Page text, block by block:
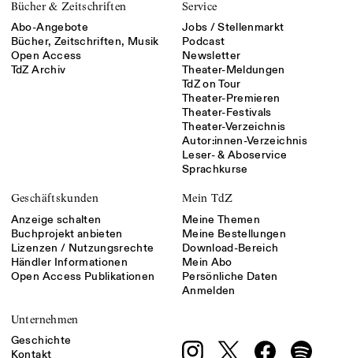
Bücher & Zeitschriften
Abo-Angebote
Bücher, Zeitschriften, Musik
Open Access
TdZ Archiv
Service
Jobs / Stellenmarkt
Podcast
Newsletter
Theater-Meldungen
TdZ on Tour
Theater-Premieren
Theater-Festivals
Theater-Verzeichnis
Autor:innen-Verzeichnis
Leser- & Aboservice
Sprachkurse
Geschäftskunden
Anzeige schalten
Buchprojekt anbieten
Lizenzen / Nutzungsrechte
Händler Informationen
Open Access Publikationen
Mein TdZ
Meine Themen
Meine Bestellungen
Download-Bereich
Mein Abo
Persönliche Daten
Anmelden
Unternehmen
Geschichte
Kontakt